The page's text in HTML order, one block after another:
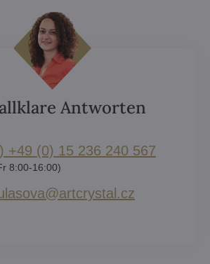
Antworten
+49 (0) 15 236 240 567
8:00-16:00)